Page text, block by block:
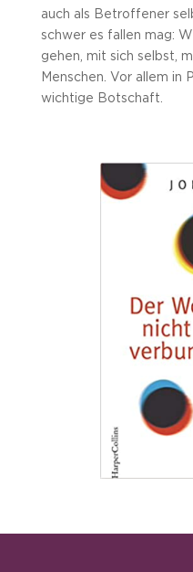
auch als Betroffener
schwer es fallen mag:
gehen, mit sich selbst,
Menschen. Vor allem in
wichtige Botschaft.